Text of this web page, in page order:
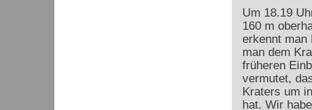
Um 18.19
160 m
erkennt man
man dem
früheren
vermutet,
Kraters um
hat. Wir